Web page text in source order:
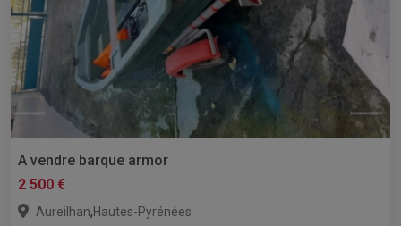
A vendre barque armor
2 500 €
Aureilhan,Hautes-Pyrénées